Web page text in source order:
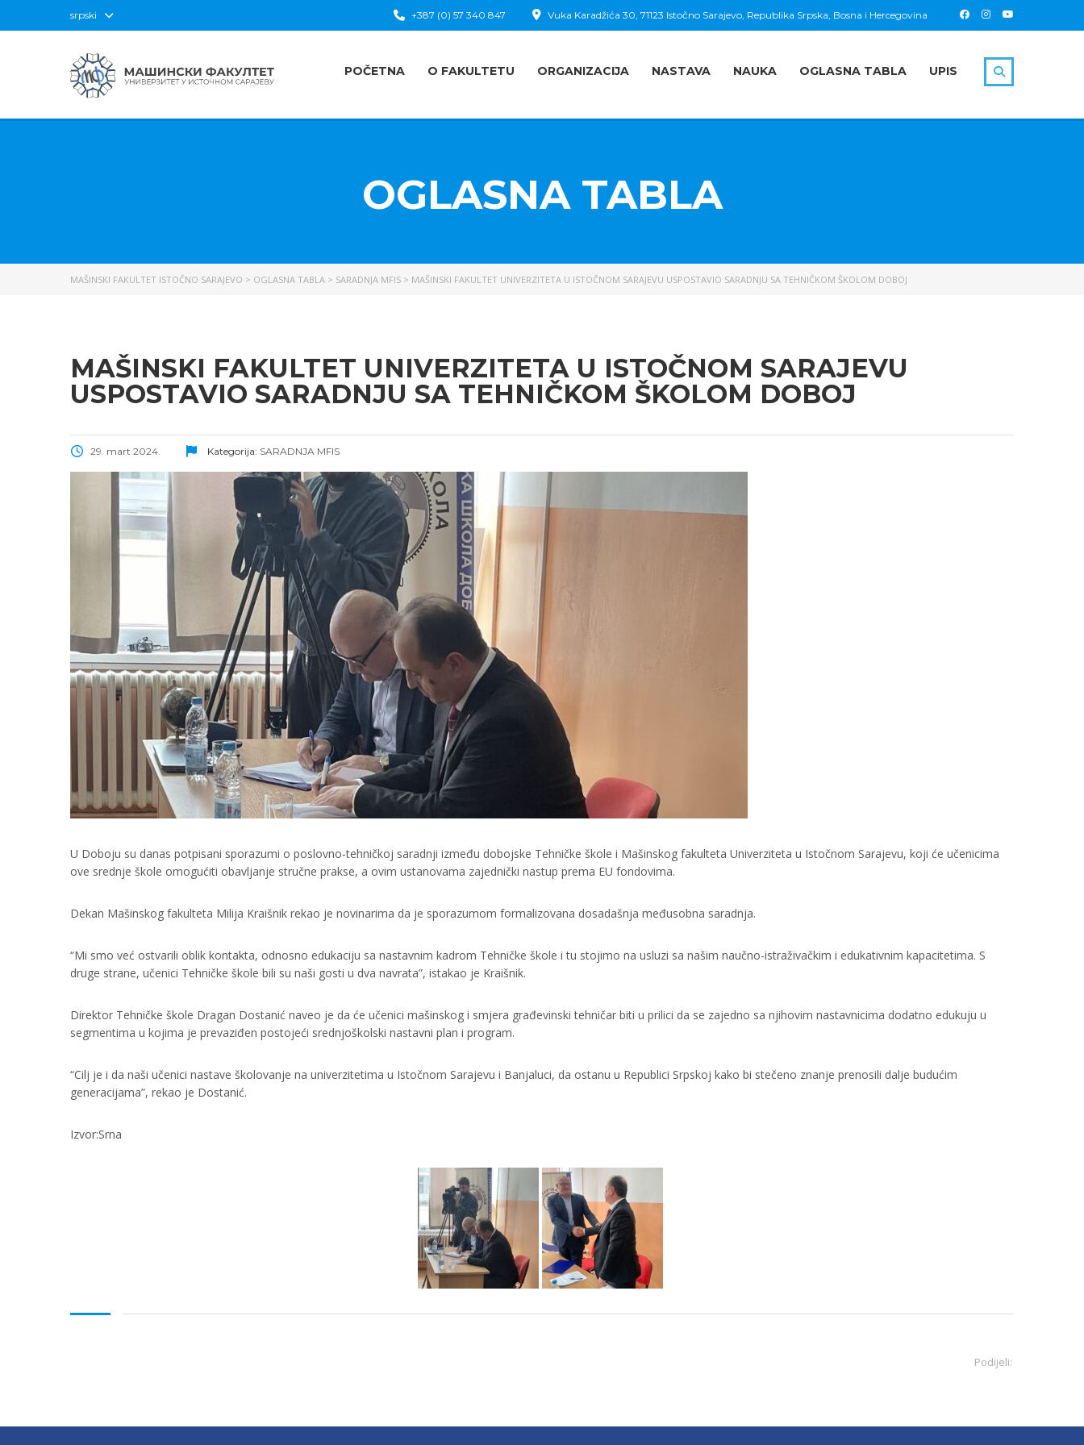
srpski Vuka Karadžića 30, 71123 Istočno Sarajevo, Republika Srpska, Bosna i Hercegovina
+387 (0) 57 340 847
POČETNA O FAKULTETU ORGANIZACIJA NASTAVA NAUKA OGLASNA TABLA UPIS
OGLASNA TABLA
MAŠINSKI FAKULTET ISTOČNO SARAJEVO > OGLASNA TABLA > SARADNJA MFIS > MAŠINSKI FAKULTET UNIVERZITETA U ISTOČNOM SARAJEVU USPOSTAVIO SARADNJU SA TEHNIČKOM ŠKOLOM DOBOJ
MAŠINSKI FAKULTET UNIVERZITETA U ISTOČNOM SARAJEVU
USPOSTAVIO SARADNJU SA TEHNIČKOM ŠKOLOM DOBOJ
29. mart 2024. Kategorija: SARADNJA MFIS
U Doboju su danas potpisani sporazumi o poslovno-tehničkoj saradnji između dobojske Tehničke škole i Mašinskog fakulteta Univerziteta u Istočnom Sarajevu, koji će učenicima
ove srednje škole omogućiti obavljanje stručne prakse, a ovim ustanovama zajednički nastup prema EU fondovima.
Dekan Mašinskog fakulteta Milija Kraišnik rekao je novinarima da je sporazumom formalizovana dosadašnja međusobna saradnja.
“Mi smo već ostvarili oblik kontakta, odnosno edukaciju sa nastavnim kadrom Tehničke škole i tu stojimo na usluzi sa našim naučno-istraživačkim i edukativnim kapacitetima. S
druge strane, učenici Tehničke škole bili su naši gosti u dva navrata”, istakao je Kraišnik.
Direktor Tehničke škole Dragan Dostanić naveo je da će učenici mašinskog i smjera građevinski tehničar biti u prilici da se zajedno sa njihovim nastavnicima dodatno edukuju u
segmentima u kojima je prevaziđen postojeći srednjoškolski nastavni plan i program.
“Cilj je i da naši učenici nastave školovanje na univerzitetima u Istočnom Sarajevu i Banjaluci, da ostanu u Republici Srpskoj kako bi stečeno znanje prenosili dalje budućim
generacijama”, rekao je Dostanić.
Izvor:Srna
Podijeli: